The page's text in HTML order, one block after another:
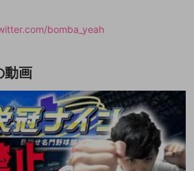
bomba_yeah
動画